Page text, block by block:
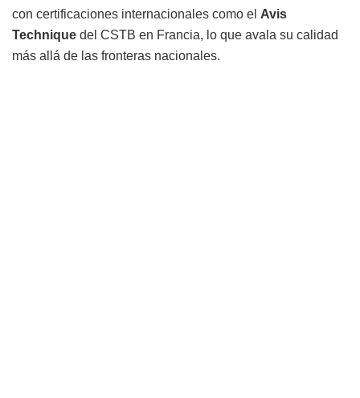
con certificaciones internacionales como el Avis
Technique del CSTB en Francia, lo que avala su calidad
más allá de las fronteras nacionales.